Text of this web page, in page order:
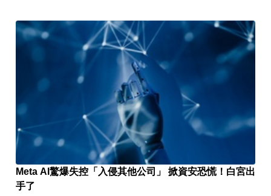
Meta AI驚爆失控「入侵其他公司」 掀資安恐慌！白宮出
手了